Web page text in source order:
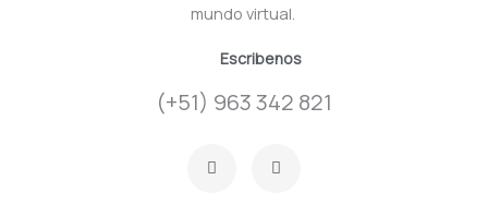
mundo virtual.
Escribenos
(+51) 963 342 821
a n